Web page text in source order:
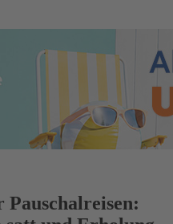
Pauschalreisen: